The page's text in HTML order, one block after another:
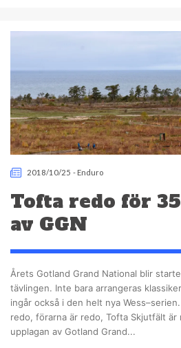
2018/10/25 - Enduro
Tofta redo för
av GGN
Årets Gotland Grand National blir
tävlingen. Inte bara arrangeras
ingår också i den helt nya
redo, förarna är redo, Tofta Skjutfält är
upplagan av Gotland Grand...